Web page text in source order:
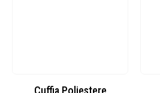
Cuffia Poliestere